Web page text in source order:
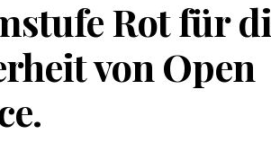
Rot für
von Open